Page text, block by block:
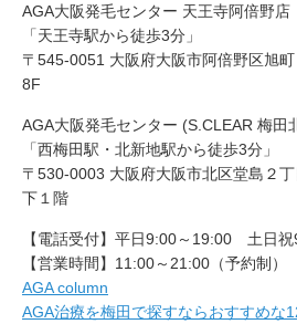
AGA大阪発毛センター 天王寺阿倍野店
「天王寺駅から徒歩3分」
〒545-0051 大阪府大阪市阿倍野区旭
8F
AGA大阪発毛センター (S.CLEAR 梅田
「西梅田駅・北新地駅から徒歩3分」
〒530-0003 大阪府大阪市北区堂島２
下１階
【電話受付】平日9:00～19:00 土日
【営業時間】11:00～21:00（予約制）
AGA column
AGA治療を梅田で探すならおすすめな